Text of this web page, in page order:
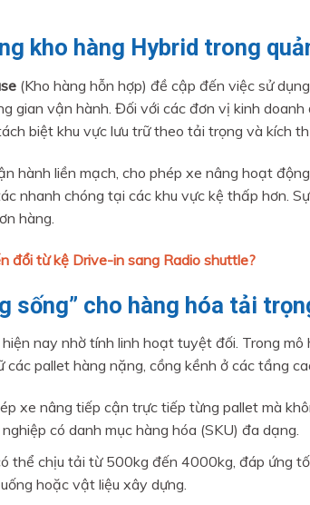
kho hàng Hybrid trong
(Kho hàng hỗn hợp) đề cập đến việc sử
gian vận hành. Đối với các đơn vị kinh
biệt khu vực lưu trữ theo tải trọng và kích
hành liền mạch, cho phép xe nâng hoạt
nhanh chóng tại các khu vực kệ thấp hơn.
hàng.
đổi từ kệ Drive-in sang Radio shuttle?
sống” cho hàng hóa tải
nay nhờ tính linh hoạt tuyệt đối. Trong mô
pallet hàng nặng, cồng kềnh ở các tầng
xe nâng tiếp cận trực tiếp từng pallet mà
có danh mục hàng hóa (SKU) đa dạng.
thể chịu tải từ 500kg đến 4000kg, đáp ứng
hoặc vật liệu xây dựng.